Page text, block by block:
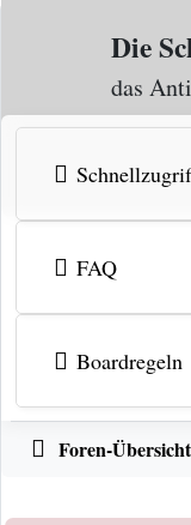
Zum Inhalt
Die
das
FAQ
Boardregeln
Foren-Übersicht